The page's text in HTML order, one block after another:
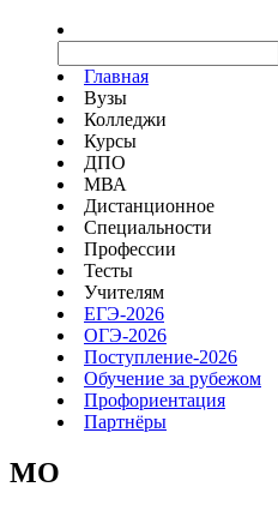
Главная
Вузы
Колледжи
Курсы
ДПО
МВА
Дистанционное
Специальности
Профессии
Тесты
Учителям
ЕГЭ-2026
ОГЭ-2026
Поступление-2026
Обучение за рубежом
Профориентация
Партнёры
MO